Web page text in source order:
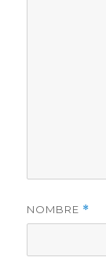
NOMBRE *